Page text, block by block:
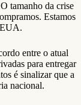
tamanho da crise
Estamos
entre o atual
para entregar
é sinalizar que a
nacional.